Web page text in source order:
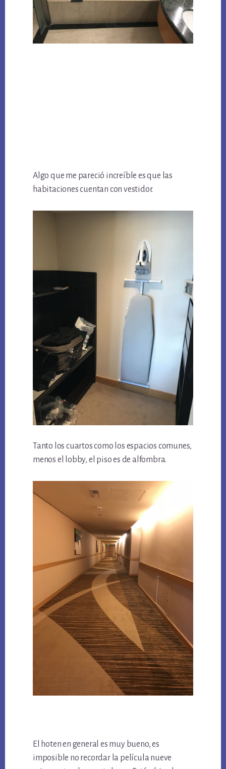
Algo que me pareció increíble es que las
habitaciones cuentan con vestidor.
Tanto los cuartos como los espacios comunes,
menos el lobby, el piso es de alfombra.
El hoten en general es muy bueno, es
imposible no recordar la película nueve